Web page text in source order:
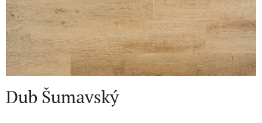
Dub Šumavský